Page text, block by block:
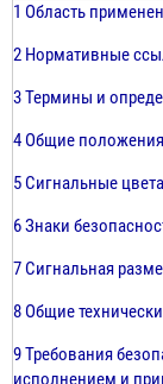
1 Область
2 Нормативные
3 Термины и
4 Общие положения
5 Сигнальные цвета
6 Знаки
7 Сигнальная
8 Общие
9 Требования
исполнением и